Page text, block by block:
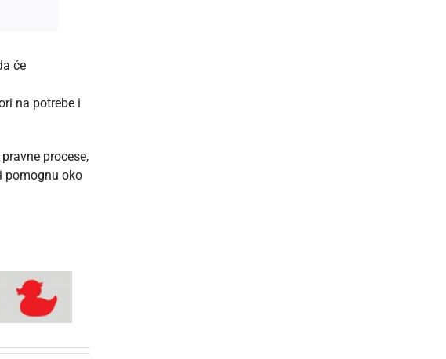
će
na potrebe i
procese,
pomognu oko